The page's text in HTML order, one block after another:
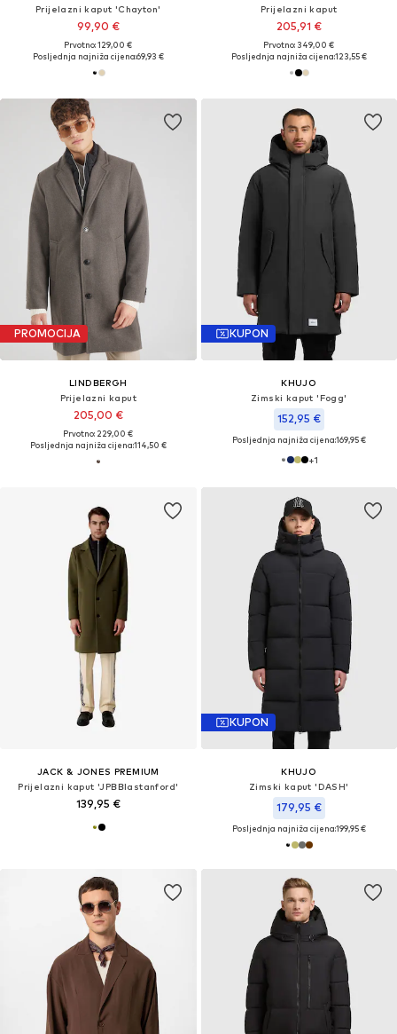
Prijelazni kaput 'Chayton'
99,90 €
Prvotno: 129,00 €
Posljednja najniža cijena:69,93 €
Prijelazni kaput
205,91 €
Prvotno: 349,00 €
Posljednja najniža cijena:123,55 €
PROMOCIJA
LINDBERGH
Prijelazni kaput
205,00 €
Prvotno: 229,00 €
Posljednja najniža cijena:114,50 €
KUPON
KHUJO
Zimski kaput 'Fogg'
152,95 €
Posljednja najniža cijena:169,95 €
+1
JACK & JONES PREMIUM
Prijelazni kaput 'JPBBlastanford'
139,95 €
KUPON
KHUJO
Zimski kaput 'DASH'
179,95 €
Posljednja najniža cijena:199,95 €